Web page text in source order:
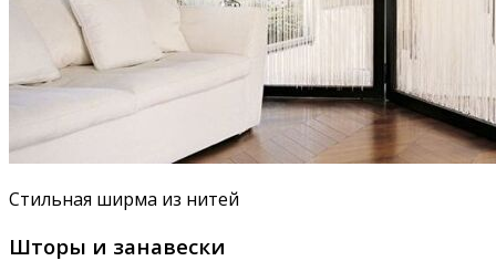
Стильная ширма из нитей
Шторы и занавески